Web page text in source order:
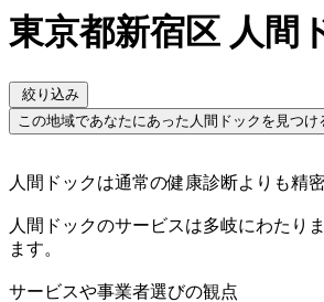
東京都新宿区 人間
絞り込み
この地域であなたにあった人間ドックを見つけ
人間ドックは通常の健康診断よりも精
人間ドックのサービスは多岐にわたり
ます。
サービスや事業者選びの観点